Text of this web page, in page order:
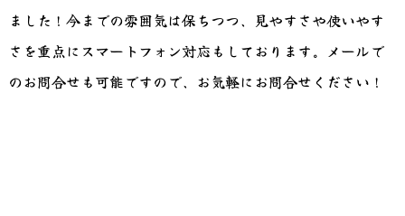
ました！今までの雰囲気は保ちつつ、見やすさや使いやす
さを重点にスマートフォン対応もしております。メールで
のお問合せも可能ですので、お気軽にお問合せください！